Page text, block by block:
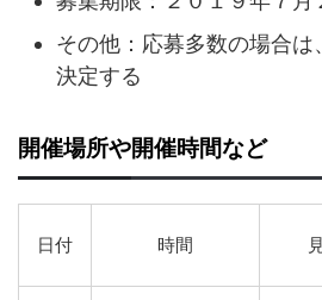
その他：応募多数の場合は
決定する
開催場所や開催時間など
日付 時間